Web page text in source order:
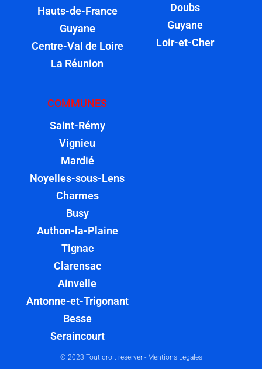
Hauts-de-France
Guyane
Centre-Val de Loire
La Réunion
Doubs
Guyane
Loir-et-Cher
COMMUNES
Saint-Rémy
Vignieu
Mardié
Noyelles-sous-Lens
Charmes
Busy
Authon-la-Plaine
Tignac
Clarensac
Ainvelle
Antonne-et-Trigonant
Besse
Seraincourt
© 2023 Tout droit reserver - Mentions Legales